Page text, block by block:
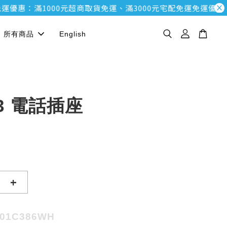
：滿1000元超商取貨免運、滿3000元宅配免運免運優惠：滿
所有商品 English
電話插座
+